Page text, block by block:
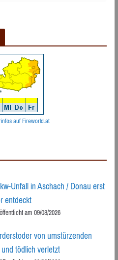
auf Fireworld.at
Unfall in Aschach / Donau erst
entdeckt
am 09/08/2026
von umstürzenden
tödlich verletzt